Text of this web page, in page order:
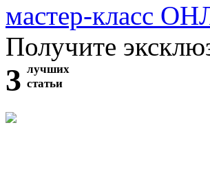
мастер-класс
Получите
3 лучших
статьи